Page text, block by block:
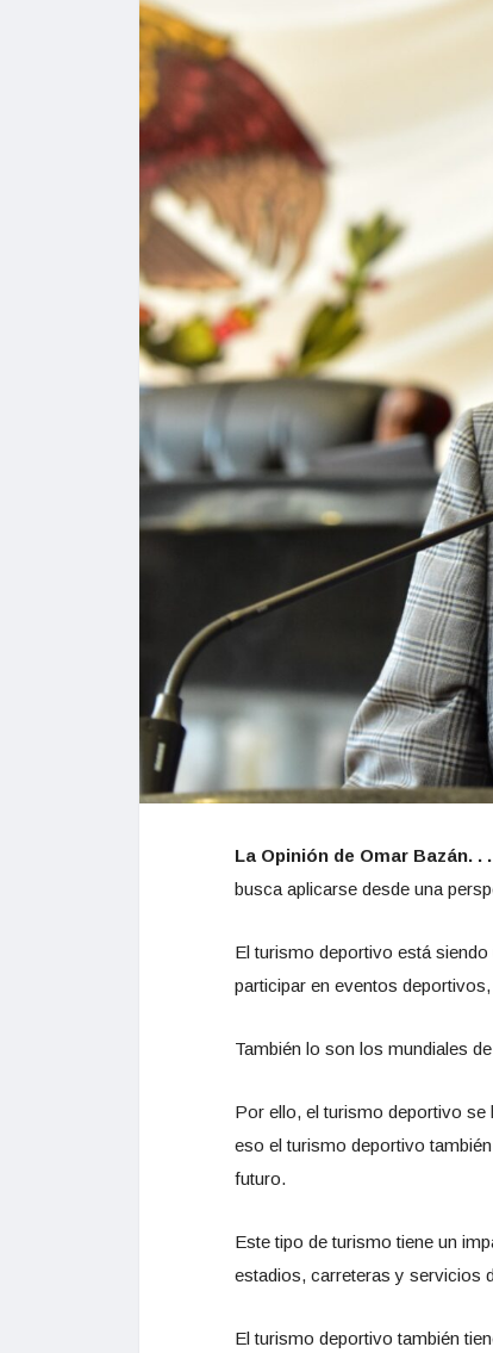
La Opinión de Omar Bazán. . .
busca aplicarse desde una
El turismo deportivo está
participar en eventos
También lo son los mundiales
Por ello, el turismo deportivo
eso el turismo deportivo
futuro.
Este tipo de turismo tiene un
estadios, carreteras y servicios
El turismo deportivo también